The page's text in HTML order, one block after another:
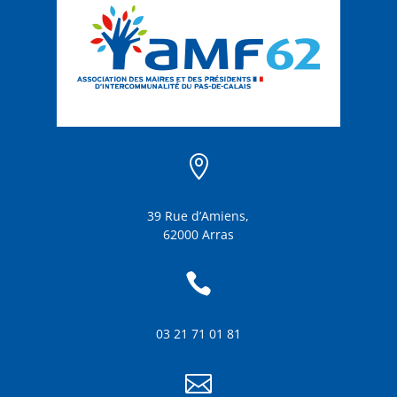

39 Rue d’Amiens,
62000 Arras

03 21 71 01 81
